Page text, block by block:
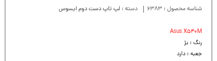
شناسه محصول : 6383 دسته : لپ تاپ دست دوم ایسوس
Asus X540M
رنگ : بژ
جعبه : دارد